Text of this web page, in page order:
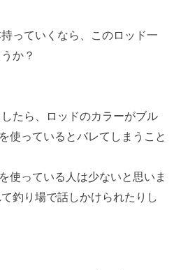
っていくなら、このロッド一
か？
たら、ロッドのカラーがブル
使っているとバレてしまうこと
使っている人は少ないと思いま
釣り場で話しかけられたりし